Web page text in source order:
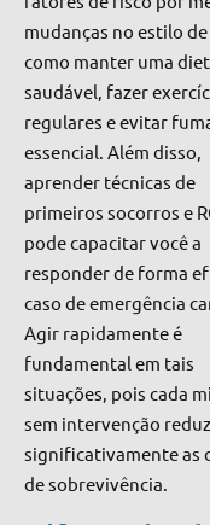
mudanças no estilo de
como manter uma
saudável, fazer
regulares e evitar
essencial. Além disso,
aprender técnicas de
primeiros socorros e
pode capacitar você a
responder de forma
caso de emergência
Agir rapidamente é
fundamental em tais
situações, pois cada
sem intervenção reduz
significativamente as
de sobrevivência.